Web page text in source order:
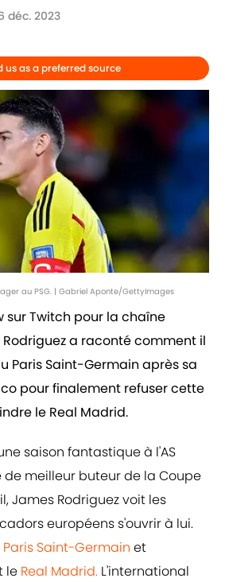
déc. 2023
us as a preferred source
au PSG. | Gabriel Aponte/GettyImages
sur Twitch pour la chaîne
a raconté comment il
Paris Saint-Germain après sa
pour finalement refuser cette
le Real Madrid.
saison fantastique à l'AS
de meilleur buteur de la Coupe
James Rodriguez voit les
européens s'ouvrir à lui.
Paris Saint-Germain et
le Real Madrid. L'international